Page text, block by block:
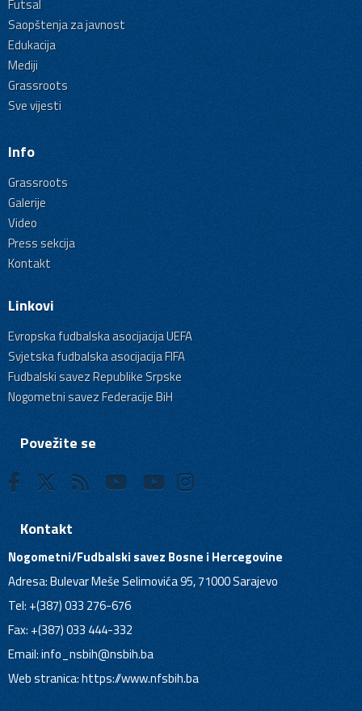
Futsal
Saopštenja za javnost
Edukacija
Mediji
Grassroots
Sve vijesti
Info
Grassroots
Galerije
Video
Press sekcija
Kontakt
Linkovi
Evropska fudbalska asocijacija UEFA
Svjetska fudbalska asocijacija FIFA
Fudbalski savez Republike Srpske
Nogometni savez Federacije BiH
Povežite se
Kontakt
Nogometni/Fudbalski savez Bosne i Hercegovine
Adresa: Bulevar Meše Selimovića 95, 71000 Sarajevo
Tel: +(387) 033 276-676
Fax: +(387) 033 444-332
Email:info_nsbih@nsbih.ba
Web stranica: https://www.nfsbih.ba